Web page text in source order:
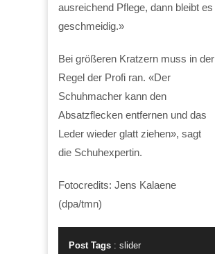
ausreichend Pflege, dann bleibt es
geschmeidig.»
Bei größeren Kratzern muss in der
Regel der Profi ran. «Der
Schuhmacher kann den
Absatzflecken entfernen und das
Leder wieder glatt ziehen», sagt
die Schuhexpertin.
Fotocredits: Jens Kalaene
(dpa/tmn)
Post Tags : slider